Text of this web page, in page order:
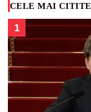
CELE MAI CITITE
1